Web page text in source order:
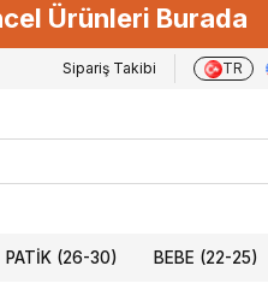
Ürünleri Burada
Sipariş Takibi TR
PATIK (26-30) BEBE (22-25)